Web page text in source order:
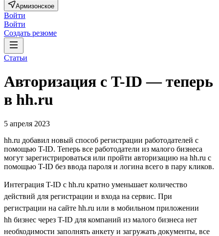
Армизонское
Войти
Войти
Создать резюме
Статьи
Авторизация с T-ID — теперь
в hh.ru
5 апреля 2023
hh.ru добавил новый способ регистрации работодателей с
помощью T-ID. Теперь все работодатели из малого бизнеса
могут зарегистрироваться или пройти авторизацию на hh.ru с
помощью T-ID без ввода пароля и логина всего в пару кликов.
Интеграция T-ID с hh.ru кратно уменьшает количество
действий для регистрации и входа на сервис. При
регистрации на сайте hh.ru или в мобильном приложении
hh бизнес через T-ID для компаний из малого бизнеса нет
необходимости заполнять анкету и загружать документы, все